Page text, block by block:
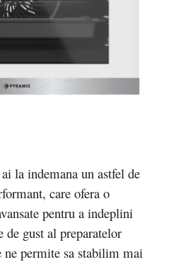
la indemana un astfel de
care ofera o
pentru a indeplini
gust al preparatelor
ne permite sa stabilim mai